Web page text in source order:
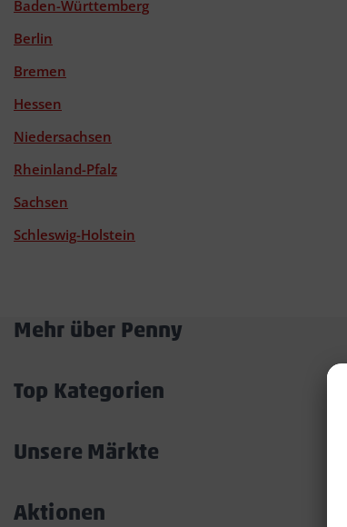
Baden-Württemberg
Berlin
Bremen
Hessen
Niedersachsen
Rheinland-Pfalz
Sachsen
Schleswig-Holstein
Mehr über Penny
öffnen/schließen
Top Kategorien
Unsere Märkte
Aktionen